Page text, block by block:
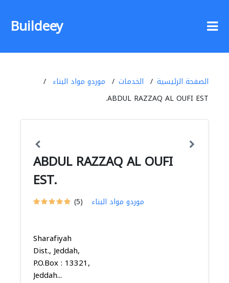
Buildeey
الصفحة الرئيسية الخدمات
موردو مواد البناء
ABDUL RAZZAQ AL OUFI EST.
ABDUL RAZZAQ AL OUFI
EST.
(5) موردو مواد البناء
Sharafiyah
Dist., Jeddah,
P.O.Box : 13321,
Jeddah...